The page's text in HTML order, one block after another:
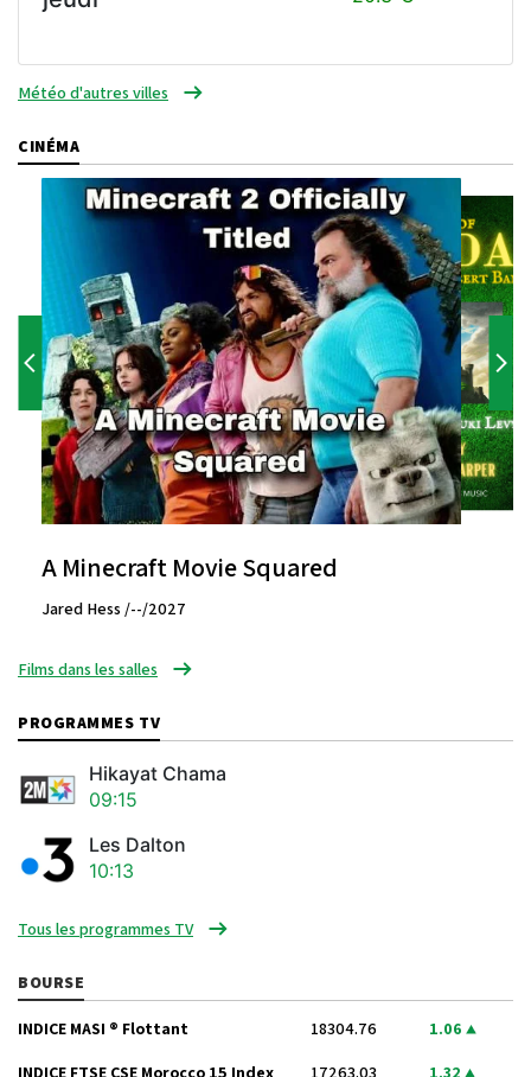
Météo d'autres villes
CINÉMA
A Minecraft Movie Squared
Jared Hess /--/2027
Films dans les salles
PROGRAMMES TV
Hikayat Chama
09:15
Les Dalton
10:13
Tous les programmes TV
BOURSE
INDICE MASI ® Flottant 18304.76 1.06
INDICE FTSE CSE Morocco 15 Index 17263.03 1.32